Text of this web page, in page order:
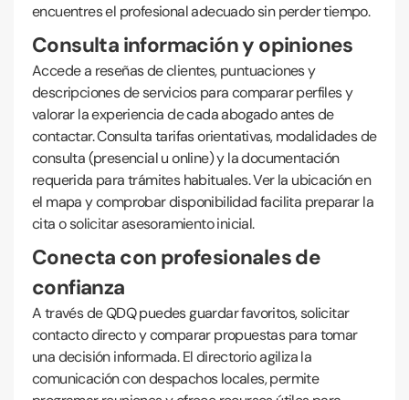
encuentres el profesional adecuado sin perder tiempo.
Consulta información y opiniones
Accede a reseñas de clientes, puntuaciones y
descripciones de servicios para comparar perfiles y
valorar la experiencia de cada abogado antes de
contactar. Consulta tarifas orientativas, modalidades de
consulta (presencial u online) y la documentación
requerida para trámites habituales. Ver la ubicación en
el mapa y comprobar disponibilidad facilita preparar la
cita o solicitar asesoramiento inicial.
Conecta con profesionales de
confianza
A través de QDQ puedes guardar favoritos, solicitar
contacto directo y comparar propuestas para tomar
una decisión informada. El directorio agiliza la
comunicación con despachos locales, permite